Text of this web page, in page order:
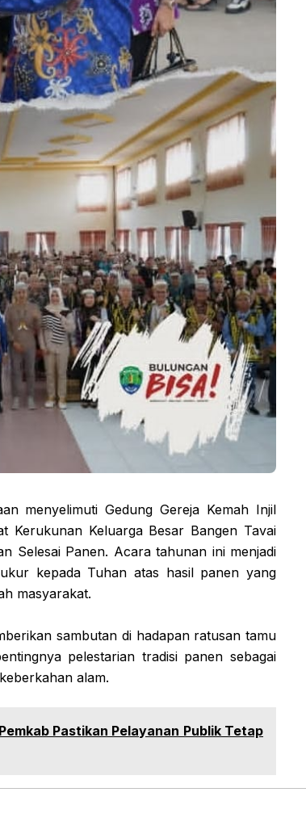
menyelimuti Gedung Gereja Kemah Injil
Kerukunan Keluarga Besar Bangen Tavai
Selesai Panen. Acara tahunan ini menjadi
kepada Tuhan atas hasil panen yang
masyarakat.
sambutan di hadapan ratusan tamu
pelestarian tradisi panen sebagai
alam.
Pastikan Pelayanan Publik Tetap